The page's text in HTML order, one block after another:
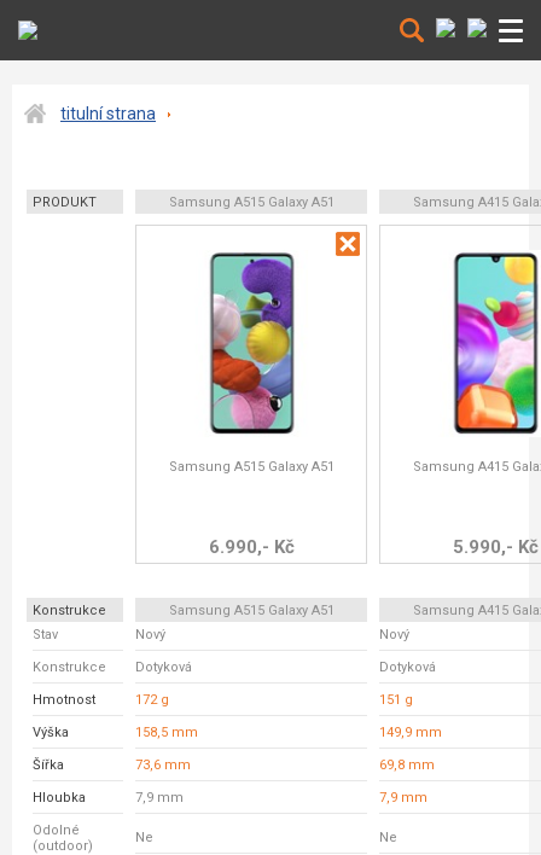
titulní strana
PRODUKT Samsung A515 Galaxy A51 Samsung A415
Samsung A515 Galaxy A51
6.990,- Kč
Samsung A415
5.990,- Kč
Konstrukce Samsung A515 Galaxy A51
Samsung A415
Stav
Nový Nový
Konstrukce Dotyková Dotyková
Hmotnost 172 g 151 g
Výška 158,5 mm 149,9 mm
Šířka 73,6 mm 69,8 mm
Hloubka 7,9 mm 7,9 mm
Odolné
(outdoor)
Ne Ne